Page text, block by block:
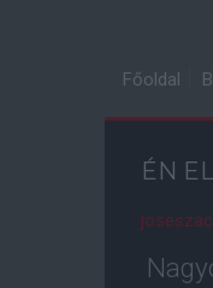
Főoldal
ÉN